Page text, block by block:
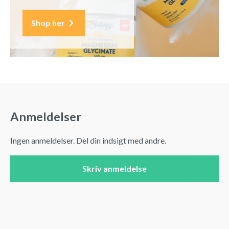
Shop her
Anmeldelser
Ingen anmeldelser. Del din indsigt med andre.
Skriv anmeldelse